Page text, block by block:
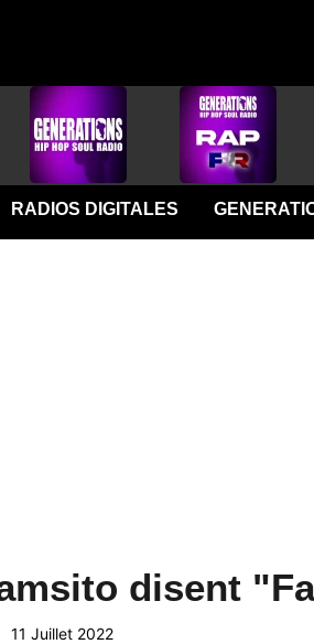
RADIOS DIGITALES
disent
11 Juillet 2022